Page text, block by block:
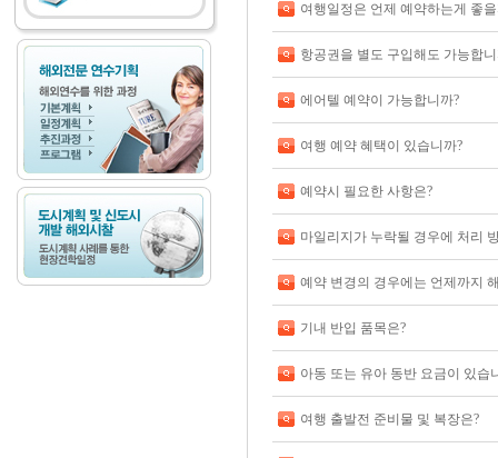
여행일정은 언제 예약하는게 좋
항공권을 별도 구입해도 가능합니
에어텔 예약이 가능합니까?
여행 예약 혜택이 있습니까?
예약시 필요한 사항은?
마일리지가 누락될 경우에 처리
예약 변경의 경우에는 언제까지
기내 반입 품목은?
아동 또는 유아 동반 요금이 있습
여행 출발전 준비물 및 복장은?